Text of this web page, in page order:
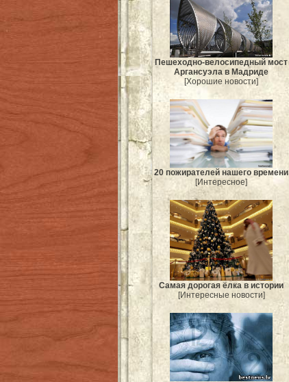
Пешеходно-велосипедный мост
Аргансуэла в Мадриде
[Хорошие новости]
20 пожирателей нашего времени
[Интересное]
Самая дорогая ёлка в истории
[Интересные новости]